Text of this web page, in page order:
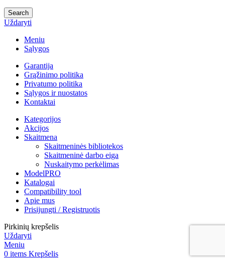
Search
Uždaryti
Meniu
Sąlygos
Garantija
Grąžinimo politika
Privatumo politika
Sąlygos ir nuostatos
Kontaktai
Kategorijos
Akcijos
Skaitmena
Skaitmeninės bibliotekos
Skaitmeninė darbo eiga
Nuskaitymo perkėlimas
ModelPRO
Katalogai
Compatibility tool
Apie mus
Prisijungti / Registruotis
Pirkinių krepšelis
Uždaryti
Meniu
0 items Krepšelis